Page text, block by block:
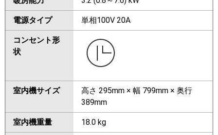
電源タイプ 単相100V 20A
コンセント形
状
室内機サイズ
高さ 295mm × 幅 799mm × 奥行
389mm
室内機重量 18.0 kg